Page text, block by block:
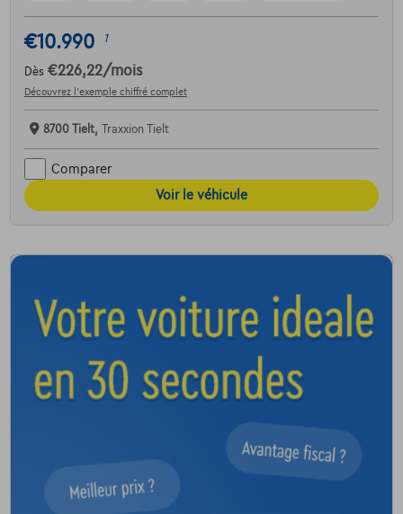
€10.990 1
Dès €226,22/mois
Découvrez l’exemple chiffré complet
8700 Tielt, Traxxion Tielt
Comparer
Voir le véhicule